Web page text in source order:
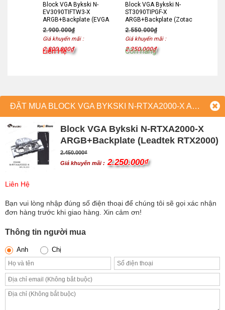
Block VGA Bykski N-
EV3090TIFTW3-X
ARGB+Backplate (EVGA
3090TI)
2.900.000₫
Giá khuyến mãi :
2.800.000₫
Liên Hệ
Block VGA Bykski N-
ST3090TIPGF-X
ARGB+Backplate (Zotac
3090TI)
2.550.000₫
Giá khuyến mãi :
2.350.000₫
Còn hàng
ĐẶT MUA BLOCK VGA BYKSKI N-RTXA2000-X ARGB+BACKPLATE (LEADTEK RTX2000)
Block VGA Bykski N-RTXA2000-X
ARGB+Backplate (Leadtek RTX2000)
2.450.000₫
Giá khuyến mãi : 2.250.000₫
Liên Hệ
Bạn vui lòng nhập đúng số điện thoại để chúng tôi sẽ gọi xác nhận
đơn hàng trước khi giao hàng. Xin cảm ơn!
Thông tin người mua
Anh Chị